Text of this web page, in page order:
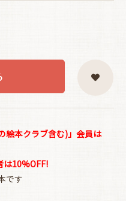
絵本クラブ含む)」会員は
10%OFF!
です